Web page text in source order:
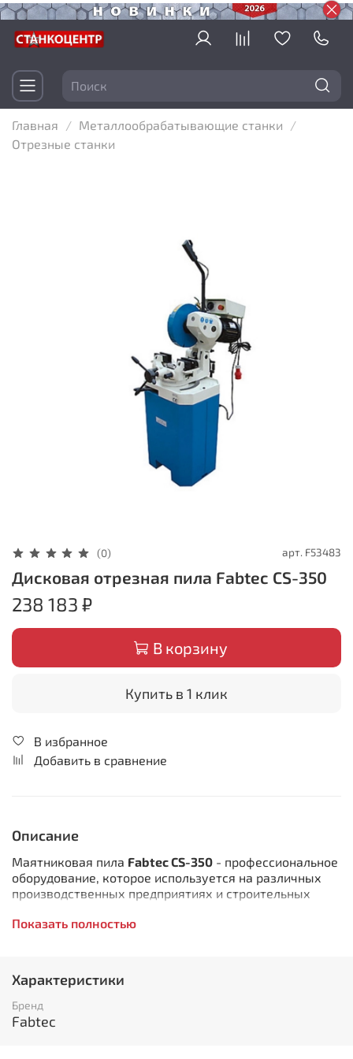
Главная
Металлообрабатывающие станки
Отрезные станки
(0) арт. F53483
Дисковая отрезная пила Fabtec CS-350
238 183 ₽
В корзину
Купить в 1 клик
В избранное
Добавить в сравнение
Описание
Маятниковая пила Fabtec CS-350 - профессиональное
оборудование, которое используется на различных
производственных предприятиях и строительных
Двойные тиски с быстрым зажимом
Станок оснащен системой подачи СОЖ
Показать полностью
Характеристики
Бренд
Fabtec